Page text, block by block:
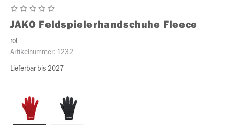
JAKO Feldspielerhandschuhe Fleece
rot
Artikelnummer: 1232
Lieferbar bis 2027